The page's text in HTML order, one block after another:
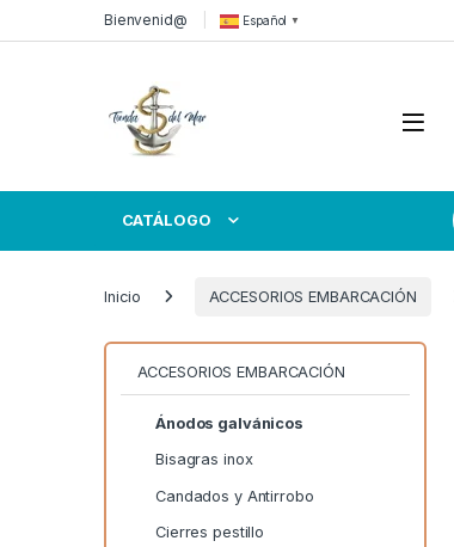
Skip to navigation
Skip to contentBienvenid@ Español ▼
Open
CATÁLOGO
Inicio ACCESORIOS EMBARCACIÓN
ACCESORIOS EMBARCACIÓN
Ánodos galvánicos
Bisagras inox
Candados y Antirrobo
Cierres pestillo